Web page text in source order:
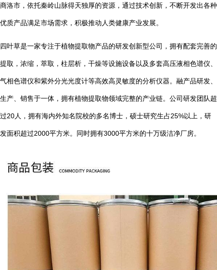
商洛市，依托秦岭山脉得天独厚的资源，通过技术创新，不断开发出各种
优质产品满足市场需求，积极推动人类健康产业发展。
四叶草是一家专注于植物提取物产品的研发创新型公司，拥有配套完善的
提取，浓缩，萃取，柱层析，干燥等设施设备以及多套高压液相色谱仪、
气相色谱仪和紫外分光光度计等高效高灵敏度的分析仪器。融产品研发、
生产、销售于一体，拥有植物提取物领域完整的产业链。公司研发团队超
过20人，拥有海内外知名院校的多名博士，硕士研究生占25%以上，研
发面积超过2000平方米。同时拥有3000平方米的十万级洁净厂房。